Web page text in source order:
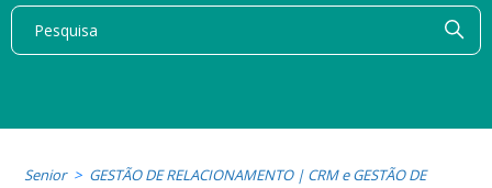
Senior
GESTÃO DE RELACIONAMENTO | CRM e GESTÃO DE